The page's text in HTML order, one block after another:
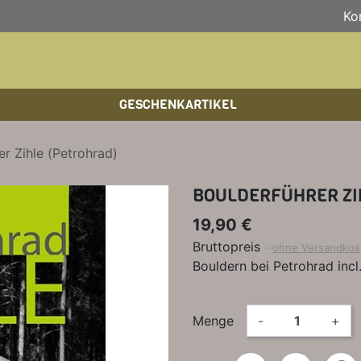
BÜCHER/LEHRBÜCHER
GESCHENKARTIKEL
OUTDOOR-KALENDER
Zihle (Petrohrad)
BOULDERFÜHRER
19,90 €
Bruttopreis ohne
Bouldern bei Petrohrad
Menge - +